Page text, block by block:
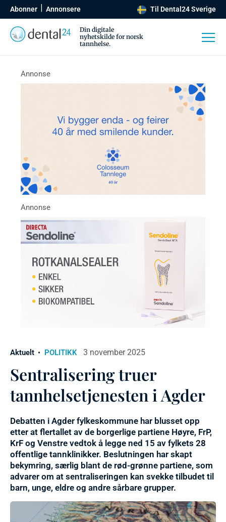
Abonner Annonsere Til Dental24 Sverige
Din digitale
nyhetskilde for norsk
tannhelse.
Aktuelt POLITIKK 3 november 2025
Sentralisering truer
tannhelsetjenesten i Agder
Debatten i Agder fylkeskommune har blusset opp
etter at flertallet av de borgerlige partiene Høyre, FrP,
KrF og Venstre vedtok å legge ned 15 av fylkets 28
offentlige tannklinikker. Beslutningen har skapt
bekymring, særlig blant de rød-grønne partiene, som
advarer om at sentraliseringen kan svekke tilbudet til
barn, unge, eldre og andre sårbare grupper.